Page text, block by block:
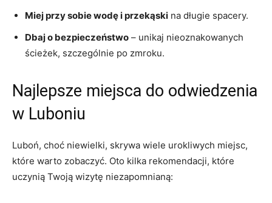
Miej przy sobie wodę i przekąski na długie spacery.
Dbaj o bezpieczeństwo – unikaj nieoznakowanych
ścieżek, szczególnie po zmroku.
Najlepsze miejsca do odwiedzenia
w Luboniu
Luboń, choć niewielki, skrywa wiele urokliwych miejsc,
które warto zobaczyć. Oto kilka rekomendacji, które
uczynią Twoją wizytę niezapomnianą: